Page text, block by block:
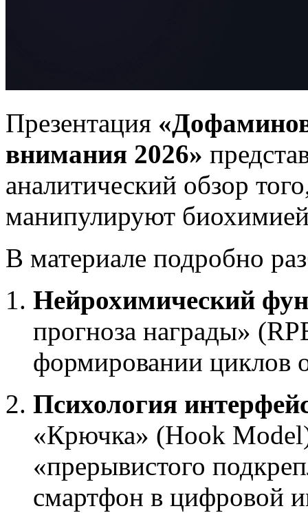
Презентация
внимания 2026»
аналитический обзор
манипулируют биохимией
В материале подробно
Нейрохимический
прогноза награды»
формировании циклов
Психология
«Крючка» (Hook
«прерывистого
смартфон в цифровой